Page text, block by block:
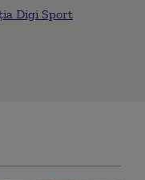
Digi Sport